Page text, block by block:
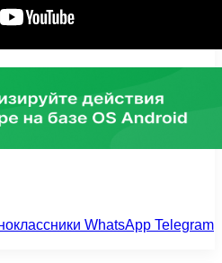
WhatsApp Telegram